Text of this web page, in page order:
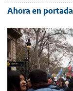
Ahora en portada